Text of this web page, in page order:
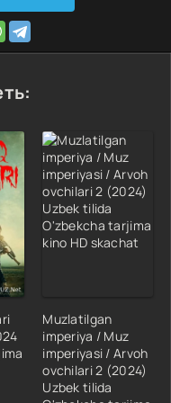
Muzlatilgan
imperiya / Muz
imperiyasi / Arvoh
ovchilari 2 (2024)
Uzbek tilida